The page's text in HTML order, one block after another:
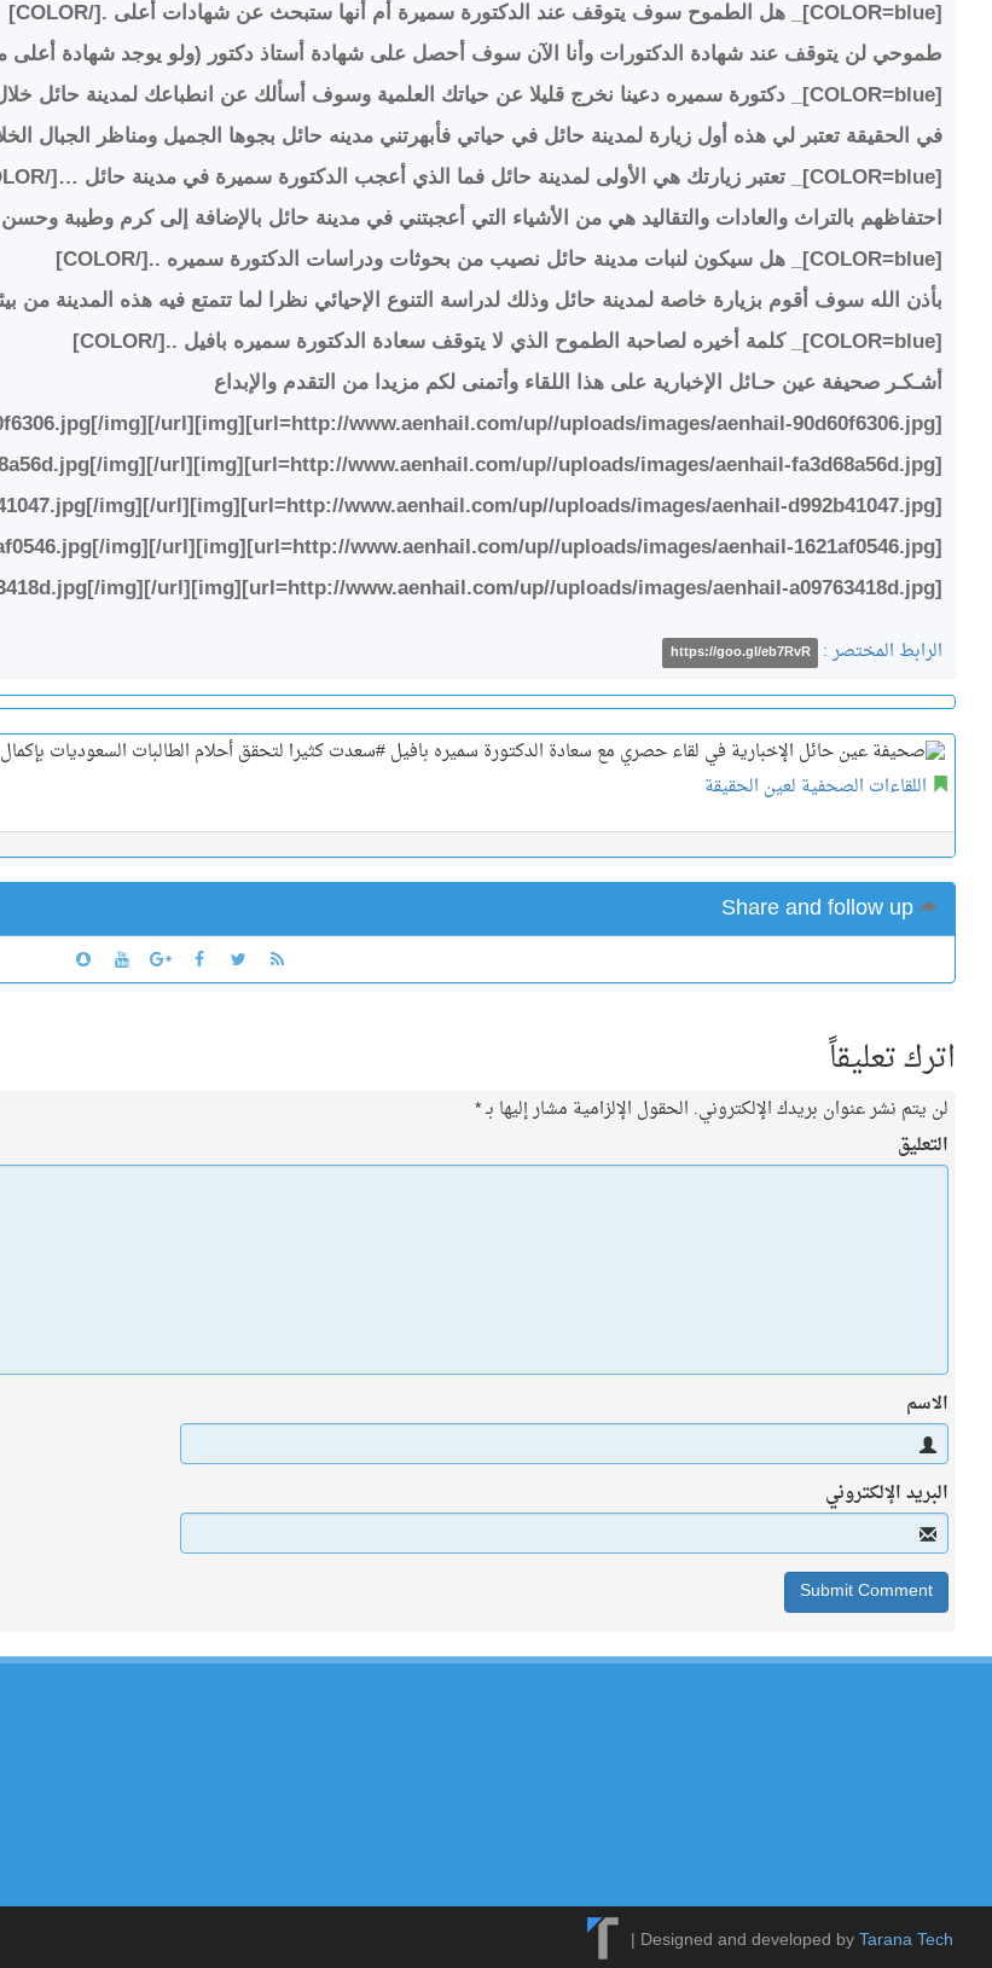
[COLOR=blue]_ هل الطموح سوف يتوقف عند الدكتورة سميرة أم أنها ستبحث عن شهادات أعلى .[/COLOR]
طموحي لن يتوقف عند شهادة الدكتورات وأنا الآن سوف أحصل على شهادة أستاذ دكتور (ولو يوجد شهادة
[COLOR=blue]_ دكتورة سميره دعينا نخرج قليلا عن حياتك العلمية وسوف أسألك عن انطباعك لمدينة حائل خلال زيارتك لها والتي تشرفت عروس الشمال بوجودك فيها ..[/COLOR]
في الحقيقة تعتبر لي هذه أول زيارة لمدينة حائل في حياتي فأبهرتني مدينه حائل بجوها الجميل ومناظر الجبال
[COLOR=blue]_ تعتبر زيارتك هي الأولى لمدينة حائل فما الذي أعجب الدكتورة سميرة في مدينة حائل …[/COLOR]
احتفاظهم بالتراث والعادات والتقاليد هي من الأشياء التي أعجبتني في مدينة حائل بالإضافة إلى كرم وطيبة
[COLOR=blue]_ هل سيكون لنبات مدينة حائل نصيب من بحوثات ودراسات الدكتورة سميره ..[/COLOR]
بأذن الله سوف أقوم بزيارة خاصة لمدينة حائل وذلك لدراسة التنوع الإحيائي نظرا لما تتمتع فيه هذه المدينة من
[COLOR=blue]_ كلمة أخيره لصاحبة الطموح الذي لا يتوقف سعادة الدكتورة سميره بافيل ..[/COLOR]
أشـكـر صحيفة عين حـائل الإخبارية على هذا اللقاء وأتمنى لكم مزيدا من التقدم والإبداع
[url=http://www.aenhail.com/up//uploads/images/aenhail-90d60f6306.jpg][img]http://www.aenhail.com/up//uploads/images/aenhail-90d60f6306.jpg[/img][/url]
[url=http://www.aenhail.com/up//uploads/images/aenhail-fa3d68a56d.jpg][img]http://www.aenhail.com/up//uploads/images/aenhail-fa3d68a56d.jpg[/img][/url]
[url=http://www.aenhail.com/up//uploads/images/aenhail-d992b41047.jpg][img]http://www.aenhail.com/up//uploads/images/aenhail-d992b41047.jpg[/img][/url]
[url=http://www.aenhail.com/up//uploads/images/aenhail-1621af0546.jpg][img]http://www.aenhail.com/up//uploads/images/aenhail-1621af0546.jpg[/img][/url]
[url=http://www.aenhail.com/up//uploads/images/aenhail-a09763418d.jpg][img]http://www.aenhail.com/up//uploads/images/aenhail-a09763418d.jpg[/img][/url]
الرابط المختصر : https://goo.gl/eb7RvR
اللقاءات الصحفية لعين الحقيقة
اترك تعليقاً
لن يتم نشر عنوان بريدك الإلكتروني. الحقول الإلزامية مشار إليها بـ*
التعليق
الاسم
البريد الإلكتروني
Designed and developed byTarana Tech
|